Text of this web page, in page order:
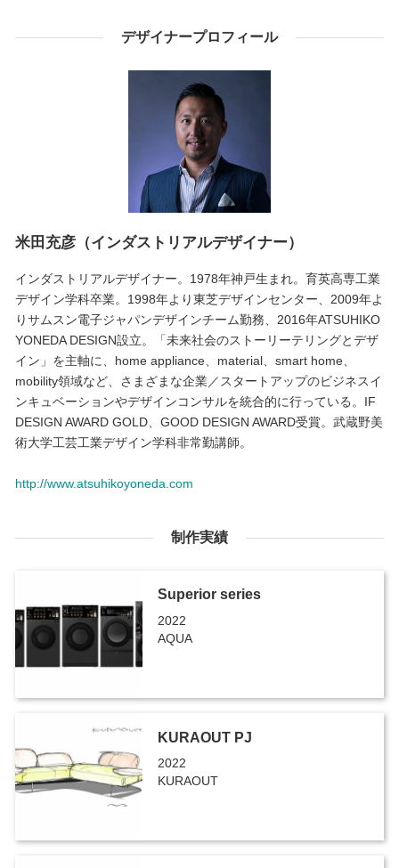
デザイナープロフィール
米田充彦（インダストリアルデザイナー）
インダストリアルデザイナー。1978年神戸生まれ。育英高専工業
デザイン学科卒業。1998年より東芝デザインセンター、2009年よ
りサムスン電子ジャパンデザインチーム勤務、2016年ATSUHIKO
YONEDA DESIGN設立。「未来社会のストーリーテリングとデザ
イン」を主軸に、home appliance、material、smart home、
mobility領域など、さまざまな企業／スタートアップのビジネスイ
ンキュベーションやデザインコンサルを統合的に行っている。IF
DESIGN AWARD GOLD、GOOD DESIGN AWARD受賞。武蔵野美
術大学工芸工業デザイン学科非常勤講師。
http://www.atsuhikoyoneda.com
制作実績
Superior series
2022
AQUA
KURAOUT PJ
2022
KURAOUT